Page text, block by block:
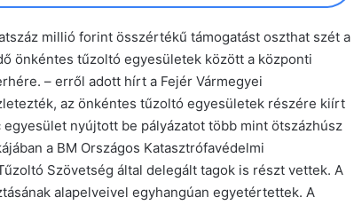
millió forint összértékű támogatást oszthat szét a
önkéntes tűzoltó egyesületek között a központi
– erről adott hírt a Fejér Vármegyei
az önkéntes tűzoltó egyesületek részére kiírt
nyújtott be pályázatot több mint ötszázhúsz
a BM Országos Katasztrófavédelmi
Szövetség által delegált tagok is részt vettek. A
alapelveivel egyhangúan egyetértettek. A